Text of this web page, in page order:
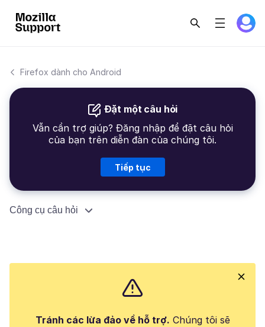
Firefox dành cho Android
Đặt một câu hỏi
Vẫn cần trợ giúp? Đăng nhập để đặt câu hỏi
của bạn trên diễn đàn của chúng tôi.
Tiếp tục
Công cụ câu hỏi
Tránh các lừa đảo về hỗ trợ. Chúng tôi sẽ